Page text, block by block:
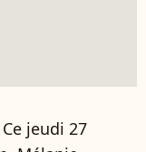
jeudi 27